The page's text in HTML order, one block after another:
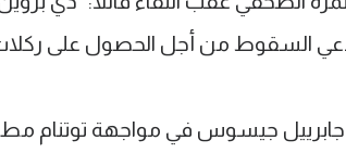
السقوط من أجل الحصول على ركلات
جيسوس في مواجهة توتنام